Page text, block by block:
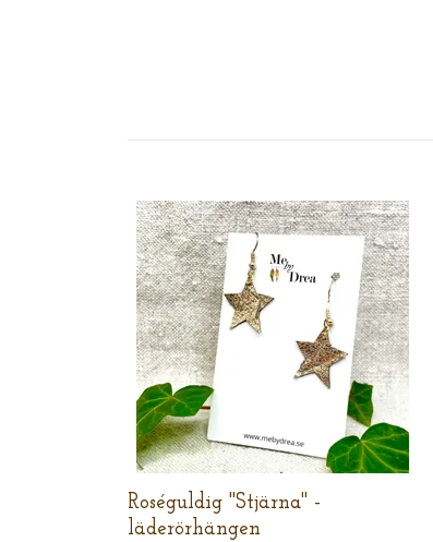
Roséguldig "Stjärna" -
läderörhängen